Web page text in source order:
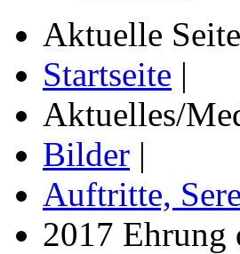
Aktuelle
Startseite |
Aktuelles/
Bilder |
Auftritte,
2017 Ehrung